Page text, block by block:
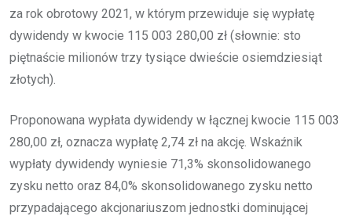
za rok obrotowy 2021, w którym przewiduje się wypłatę
dywidendy w kwocie 115 003 280,00 zł (słownie: sto
piętnaście milionów trzy tysiące dwieście osiemdziesiąt
złotych).
Proponowana wypłata dywidendy w łącznej kwocie 115 003
280,00 zł, oznacza wypłatę 2,74 zł na akcję. Wskaźnik
wypłaty dywidendy wyniesie 71,3% skonsolidowanego
zysku netto oraz 84,0% skonsolidowanego zysku netto
przypadającego akcjonariuszom jednostki dominującej